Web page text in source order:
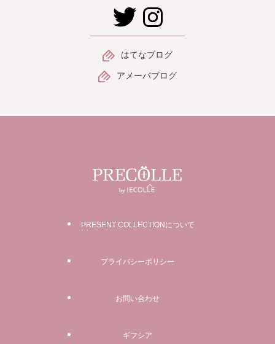
はてなブログ
アメーバブログ
PRESENT COLLECTIONについて
プライバシーポリシー
お問い合わせ
ギフシア